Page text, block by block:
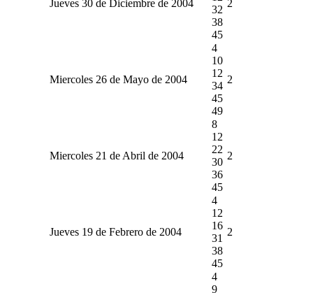
Jueves 30 de Diciembre de 2004
32
38
45
2
Miercoles 26 de Mayo de 2004
4
10
12
34
45
49
2
Miercoles 21 de Abril de 2004
8
12
22
30
36
45
2
Jueves 19 de Febrero de 2004
4
12
16
31
38
45
2
4
9